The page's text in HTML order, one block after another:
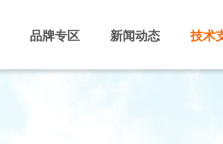
品牌专区 新闻动态 技术